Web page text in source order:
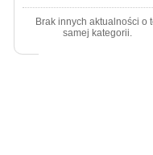
Brak innych aktualności o
samej kategorii.